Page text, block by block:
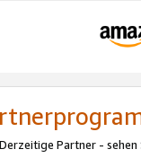
Partner - sehen